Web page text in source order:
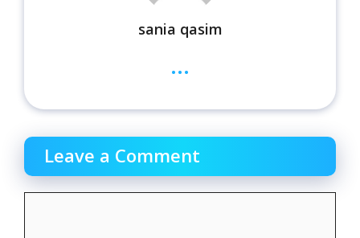
sania qasim
...
Leave a Comment